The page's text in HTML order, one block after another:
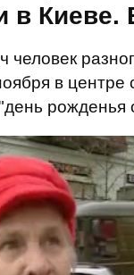
в
человек
в центре
рожденья